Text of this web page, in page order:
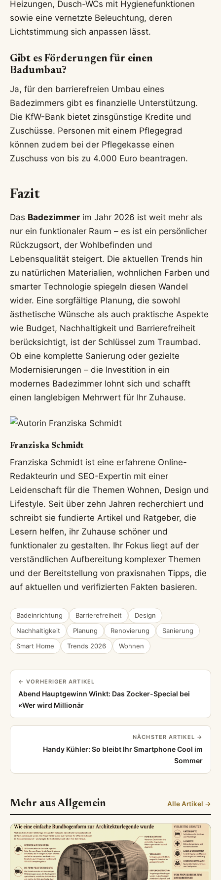
Heizungen, Dusch-WCs mit Hygienefunktionen
sowie eine vernetzte Beleuchtung, deren
Lichtstimmung sich anpassen lässt.
Gibt es Förderungen für einen
Badumbau?
Ja, für den barrierefreien Umbau eines
Badezimmers gibt es finanzielle Unterstützung.
Die KfW-Bank bietet zinsgünstige Kredite und
Zuschüsse. Personen mit einem Pflegegrad
können zudem bei der Pflegekasse einen
Zuschuss von bis zu 4.000 Euro beantragen.
Fazit
Das Badezimmer im Jahr 2026 ist weit mehr als
nur ein funktionaler Raum – es ist ein persönlicher
Rückzugsort, der Wohlbefinden und
Lebensqualität steigert. Die aktuellen Trends hin
zu natürlichen Materialien, wohnlichen Farben und
smarter Technologie spiegeln diesen Wandel
wider. Eine sorgfältige Planung, die sowohl
ästhetische Wünsche als auch praktische Aspekte
wie Budget, Nachhaltigkeit und Barrierefreiheit
berücksichtigt, ist der Schlüssel zum Traumbad.
Ob eine komplette Sanierung oder gezielte
Modernisierungen – die Investition in ein
modernes Badezimmer lohnt sich und schafft
einen langlebigen Mehrwert für Ihr Zuhause.
Franziska Schmidt
Franziska Schmidt ist eine erfahrene Online-
Redakteurin und SEO-Expertin mit einer
Leidenschaft für die Themen Wohnen, Design und
Lifestyle. Seit über zehn Jahren recherchiert und
schreibt sie fundierte Artikel und Ratgeber, die
Lesern helfen, ihr Zuhause schöner und
funktionaler zu gestalten. Ihr Fokus liegt auf der
verständlichen Aufbereitung komplexer Themen
und der Bereitstellung von praxisnahen Tipps, die
auf aktuellen und verifizierten Fakten basieren.
Badeinrichtung Barrierefreiheit
Design
Nachhaltigkeit
Planung Renovierung
Sanierung
Smart Home
Trends 2026 Wohnen
← VORHERIGER ARTIKEL
Abend Hauptgewinn Winkt: Das Zocker-Special bei
«Wer wird Millionär
NÄCHSTER ARTIKEL →
Handy Kühler: So bleibt Ihr Smartphone Cool im
Sommer
Mehr aus Allgemein Alle Artikel →